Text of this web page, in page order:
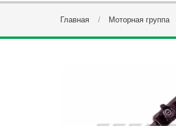
Главная Моторная группа